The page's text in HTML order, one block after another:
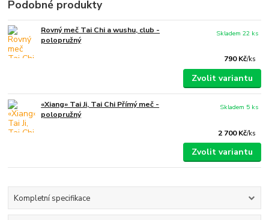
Podobné produkty
Rovný meč Tai Chi a wushu, club -
polopružný
790 Kč/ks
Skladem 22 ks
Zvolit variantu
«Xiang» Tai Ji, Tai Chi Přímý meč -
polopružný
2 700 Kč/ks
Skladem 5 ks
Zvolit variantu
Kompletní specifikace